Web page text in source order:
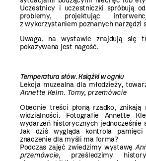
Uczestnicy i uczestniczki spróbują
problemy, projektując
z wykorzystaniem poznanych narzędzi
Uwaga, na wystawie znajdują się
pokazywana jest nagość.
Temperatura słów. Książki w ogniu
Lekcja muzealna dla młodzieży,
Annette Kelm. Tomy, przemówcie
Obecnie treści płoną rzadko, znikają
widzialności. Fotografie Annette
wydarzeń historycznych jednocześnie
Jak dziś wygląda kontrola
znaczenie dla myśli ma forma?
Podczas zajęć zwiedzimy wystawę
przemówcie, prześledzimy